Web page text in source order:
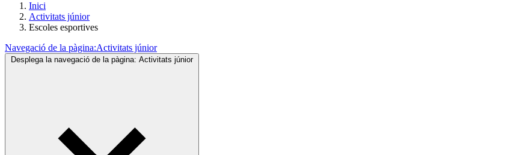
Inici
Activitats júnior
Escoles esportives
Navegació de la pàgina:Activitats júnior
Desplega la navegació de la pàgina: Activitats júnior